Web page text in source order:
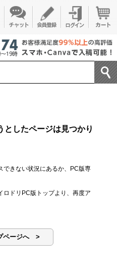
としたページは見つかり
できない状況にあるか、PC版専
ロドリPC版トップより、再度ア
ページへ >